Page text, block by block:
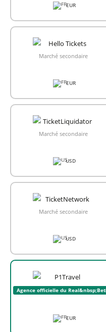
EUR
Marché secondaire
EUR
Marché secondaire
USD
Marché secondaire
USD
Agence officielle du
EUR